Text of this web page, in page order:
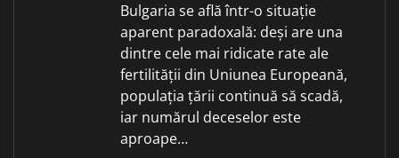
Bulgaria se află într-o situație
aparent paradoxală: deși are una
dintre cele mai ridicate rate ale
fertilității din Uniunea Europeană,
populația țării continuă să scadă,
iar numărul deceselor este
aproape…